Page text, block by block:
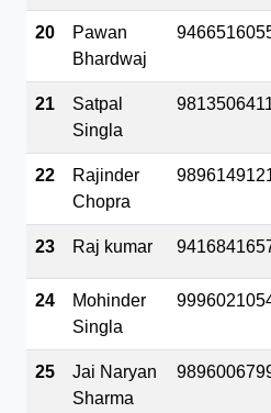
20
Pawan
Bhardwaj
21
Satpal
Singla
22
Rajinder
Chopra
23 Raj kumar
24
Mohinder
Singla
25
Jai Naryan
Sharma